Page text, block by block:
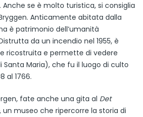
se è molto turistica, si consiglia
Anticamente abitata dalla
è patrimonio dell’umanità
da un incendio nel 1955, è
ricostruita e permette di vedere
Santa Maria), che fu il luogo di culto
al 1766.
fate anche una gita al Det
, un museo che ripercorre la storia di